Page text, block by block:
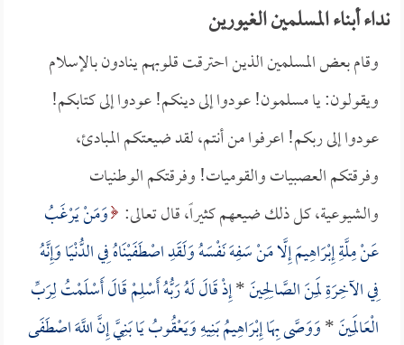
نداء أبناء المسلمين الغيورين
وقام بعض المسلمين الذين احترقت قلوبهم ينادون بالإسلام
ويقولون: يا مسلمون! عودوا إلى دينكم! عودوا إلى كتابكم!
عودوا إلى ربكم! اعرفوا من أنتم، لقد ضيعتكم المبادئ،
وفرقتكم العصبيات والقوميات! وفرقتكم الوطنيات
والشيوعية، كل ذلك ضيعهم كثيراً، قال تعالى: وَمَنْ يَرْغَبُ
عَنْ مِلَّةِ إِبْرَاهِيمَ إِلَّا مَنْ سَفِهَ نَفْسَهُ وَلَقَدِ اصْطَفَيْنَاهُ فِي الدُّنْيَا وَإِنَّهُ
فِي الآخِرَةِ لَمِنَ الصَّالِحِينَ*إِذْ قَالَ لَهُ رَبُّهُ أَسْلِمْ قَالَ أَسْلَمْتُ لِرَبِّ
الْعَالَمِينَ*وَوَصَّى بِهَا إِبْرَاهِيمُ بَنِيهِ وَيَعْقُوبُ يَا بَنِيَّ إِنَّ اللَّهَ اصْطَفَى